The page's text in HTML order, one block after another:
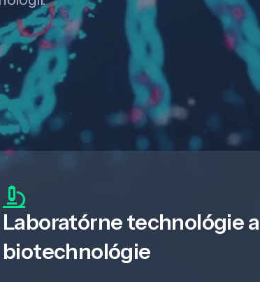
Laboratórne technológie a
biotechnológie